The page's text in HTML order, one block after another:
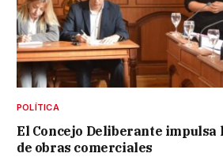
POLÍTICA
El Concejo Deliberante
de obras comerciales